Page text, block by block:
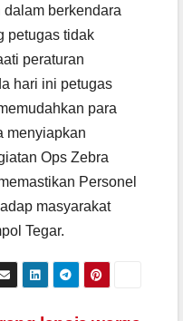
berkendara
petugas tidak
peraturan
hari ini petugas
para
menyiapkan
Ops Zebra
Personel
masyarakat
Tegar.